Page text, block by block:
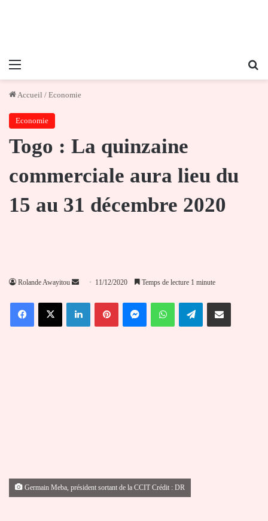
Menu
Accueil / Economie
Economie
Togo : La quinzaine
commerciale aura lieu du
15 au 31 décembre 2020
Rolande Awayitou
Envoyer
courriel
11/12/2020 Temps de lecture 1 minute
FacebookX LinkedinPinterestMessengerWhatsAppTelegramPartager par email
Germain Meba, président sortant de la CCIT Crédit : DR